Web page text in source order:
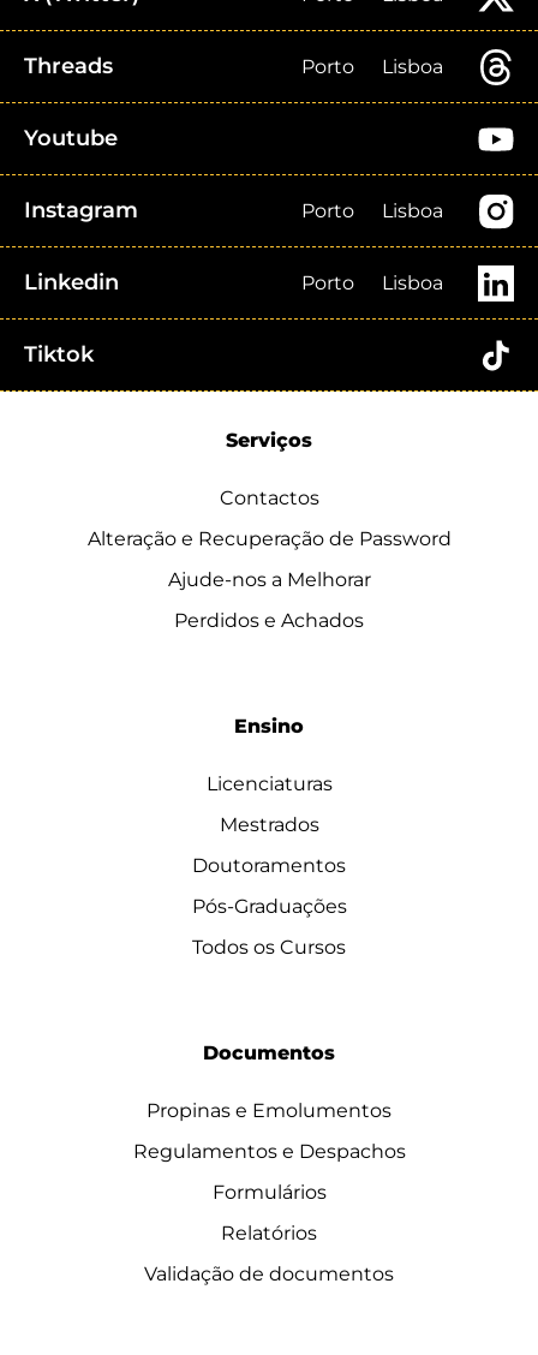
Threads Porto Lisboa
Youtube
Instagram Porto Lisboa
Linkedin Porto Lisboa
Tiktok
Serviços
Contactos
Alteração e Recuperação de Password
Ajude-nos a Melhorar
Perdidos e Achados
Ensino
Licenciaturas
Mestrados
Doutoramentos
Pós-Graduações
Todos os Cursos
Documentos
Propinas e Emolumentos
Regulamentos e Despachos
Formulários
Relatórios
Validação de documentos